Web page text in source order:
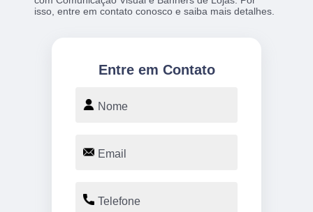
isso, entre em contato conosco e saiba mais detalhes.
Entre em Contato